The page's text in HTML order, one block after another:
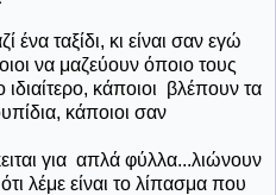
ένα ταξίδι, κι είναι σαν εγώ
να μαζεύουν όποιο τους
ιδιαίτερο, κάποιοι βλέπουν τα
κάποιοι σαν
για απλά φύλλα...λιώνουν
λέμε είναι το λίπασμα που